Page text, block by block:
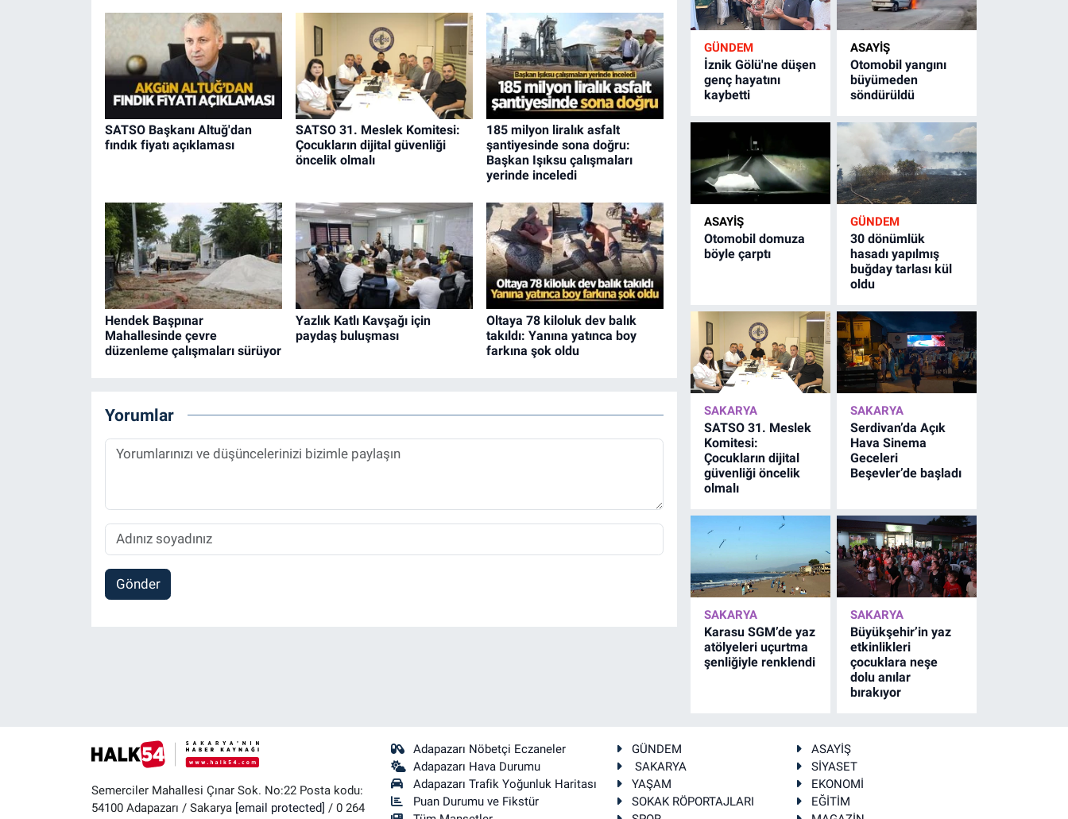
SATSO Başkanı Altuğ'dan
fındık fiyatı açıklaması
SATSO 31. Meslek Komitesi:
Çocukların dijital güvenliği
öncelik olmalı
185 milyon liralık asfalt
şantiyesinde sona doğru:
Başkan Işıksu çalışmaları
yerinde inceledi
Hendek Başpınar
Mahallesinde çevre
düzenleme çalışmaları sürüyor
Yazlık Katlı Kavşağı için
paydaş buluşması
Oltaya 78 kiloluk dev balık
takıldı: Yanına yatınca boy
farkına şok oldu
Yorumlar
Gönder
GÜNDEM
İznik Gölü'ne düşen
genç hayatını
kaybetti
ASAYİŞ
Otomobil yangını
büyümeden
söndürüldü
ASAYİŞ
Otomobil domuza
böyle çarptı
GÜNDEM
30 dönümlük
hasadı yapılmış
buğday tarlası kül
oldu
SAKARYA
SATSO 31. Meslek
Komitesi:
Çocukların dijital
güvenliği öncelik
olmalı
SAKARYA
Serdivan’da Açık
Hava Sinema
Geceleri
Beşevler’de başladı
SAKARYA
Karasu SGM’de yaz
atölyeleri uçurtma
şenliğiyle renklendi
SAKARYA
Büyükşehir’in yaz
etkinlikleri
çocuklara neşe
dolu anılar
bırakıyor
Semerciler Mahallesi Çınar Sok. No:22 Posta kodu:
54100 Adapazarı / Sakarya [email protected] / 0 264
Adapazarı Nöbetçi Eczaneler
Adapazarı Hava Durumu
Adapazarı Trafik Yoğunluk Haritası
Puan Durumu ve Fikstür
GÜNDEM
ASAYİŞ
SAKARYA
SİYASET
YAŞAM
EKONOMİ
SOKAK RÖPORTAJLARI
EĞİTİM